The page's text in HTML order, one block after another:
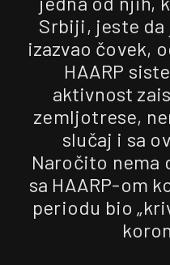
Srbiji, jeste
izazvao čovek,
HAARP
aktivnost
zemljotrese,
slučaj i sa
Naročito nema
sa HAARP-om
periodu bio